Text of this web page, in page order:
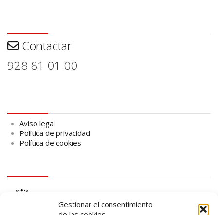
Gestionar el consentimiento
Contactar
928 81 01 00
Aviso legal
Política de privacidad
Política de cookies